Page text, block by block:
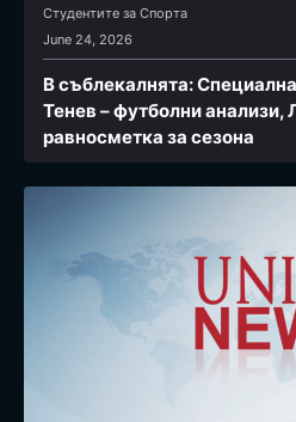
Студентите за Спортa
June 24, 2026
В съблекалнята:
Тенев – футболни анализи,
равносметка за сезона